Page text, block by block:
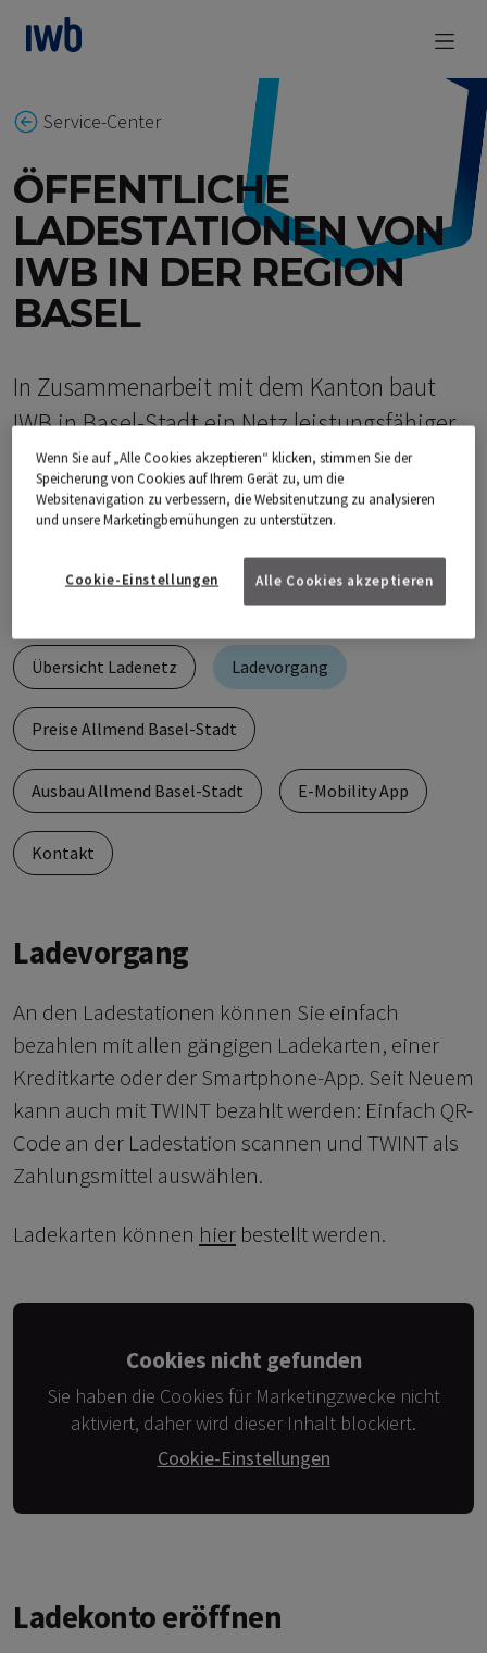
zum Main Content
Service-Center
ÖFFENTLICHE
LADESTATIONEN VON
IWB IN DER REGION
BASEL
In Zusammenarbeit mit dem Kanton baut
IWB in Basel-Stadt ein Netz leistungsfähiger
öffentlich zugänglicher Ladesäulen für
Elektroautos auf. Zusätzlich bietet IWB über
die Kantonsgrenze hinaus ein öffentliches
Ladenetz an.
Übersicht Ladenetz Ladevorgang
Preise Allmend Basel-Stadt
Ausbau Allmend Basel-Stadt E-Mobility App
Kontakt
Ladevorgang
An den Ladestationen können Sie einfach
bezahlen mit allen gängigen Ladekarten, einer
Kreditkarte oder der Smartphone-App. Seit Neuem
kann auch mit TWINT bezahlt werden: Einfach QR-
Code an der Ladestation scannen und TWINT als
Zahlungsmittel auswählen.
Ladekarten können hier bestellt werden.
Cookies nicht gefunden
Sie haben die Cookies für Marketingzwecke nicht
aktiviert, daher wird dieser Inhalt blockiert.
Cookie-Einstellungen
Ladekonto eröffnen
Wenn Sie auf „Alle Cookies akzeptieren“ klicken, stimmen Sie der
Speicherung von Cookies auf Ihrem Gerät zu, um die
Websitenavigation zu verbessern, die Websitenutzung zu analysieren
und unsere Marketingbemühungen zu unterstützen.
Alle Cookies akzeptieren
Cookie-Einstellungen